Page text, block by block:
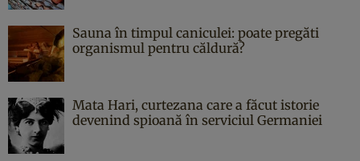
Sauna în timpul caniculei: poate pregăti
organismul pentru căldură?
Mata Hari, curtezana care a făcut istorie
devenind spioană în serviciul Germaniei